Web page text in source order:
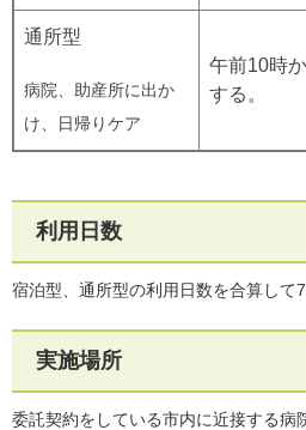
通所型
病院、助産所に出か
け、日帰りケア
午前10時
する。
利用日数
宿泊型、通所型の利用日数を合算して7
実施場所
委託契約をしている市内に近接する病